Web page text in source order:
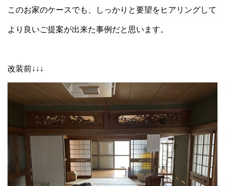
このお家のケースでも、しっかりと要望をヒアリングして
より良いご提案が出来た事例だと思います。
改装前↓↓↓